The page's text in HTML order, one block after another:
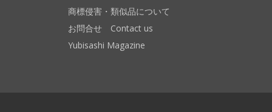
商標侵害・類似品について
お問合せ Contact us
Yubisashi Magazine